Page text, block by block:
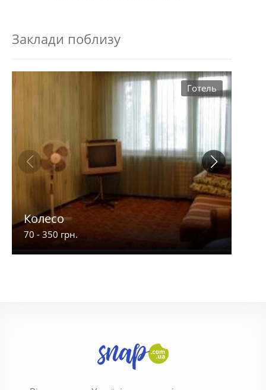
Заклади поблизу
Готель
Колесо
70 - 350 грн.